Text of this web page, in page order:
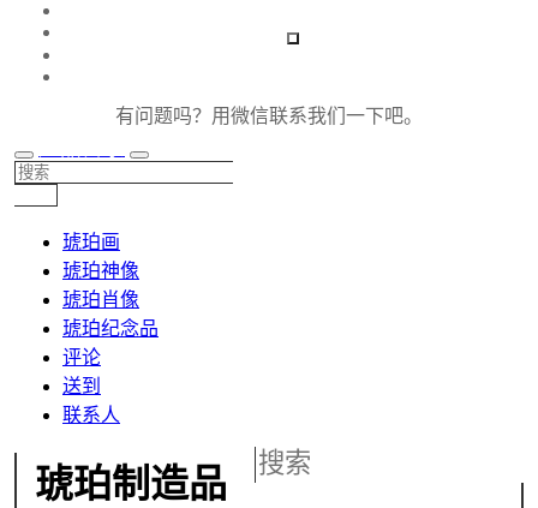
有问题吗？用微信联系我们一下吧。
琥珀画
琥珀神像
琥珀肖像
琥珀纪念品
评论
送到
联系人
琥珀制造品